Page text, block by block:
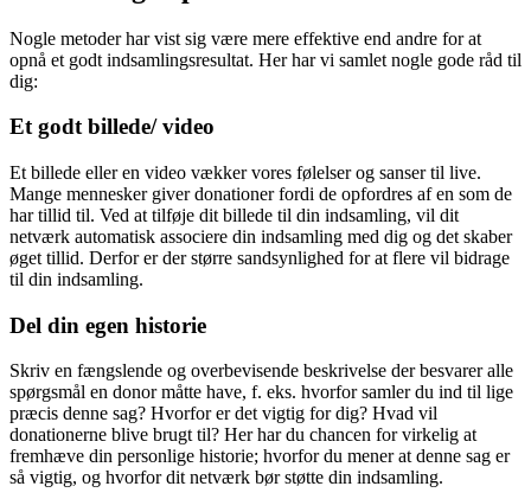
Nogle metoder har vist sig være mere effektive end andre for at
opnå et godt indsamlingsresultat. Her har vi samlet nogle gode råd til
dig:
Et godt billede/ video
Et billede eller en video vækker vores følelser og sanser til live.
Mange mennesker giver donationer fordi de opfordres af en som de
har tillid til. Ved at tilføje dit billede til din indsamling, vil dit
netværk automatisk associere din indsamling med dig og det skaber
øget tillid. Derfor er der større sandsynlighed for at flere vil bidrage
til din indsamling.
Del din egen historie
Skriv en fængslende og overbevisende beskrivelse der besvarer alle
spørgsmål en donor måtte have, f. eks. hvorfor samler du ind til lige
præcis denne sag? Hvorfor er det vigtig for dig? Hvad vil
donationerne blive brugt til? Her har du chancen for virkelig at
fremhæve din personlige historie; hvorfor du mener at denne sag er
så vigtig, og hvorfor dit netværk bør støtte din indsamling.